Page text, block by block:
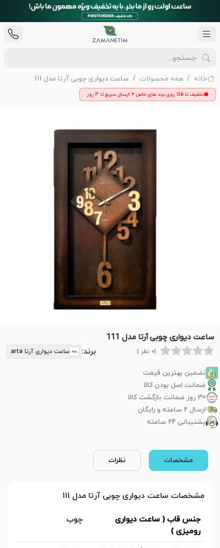
خانه همه محصولات ساعت دیواری چوبی آرتا مدل 111
تخفیف تا 15٪ روی برند های خاص + ارسال سریع تا 3 روز
ساعت دیواری چوبی آرتا مدل 111
(0 نظر ) برند: ساعت دیواری آرتا arta
تضمین بهترین قیمت
ضمانت اصل بودن کالا
30 روز ضمانت بازگشت کالا
ارسال 2 ساعته و رایگان
پشتیبانی 24 ساعته
مشخصات نظرات
مشخصات ساعت دیواری چوبی آرتا مدل 111
جنس قاب ( ساعت دیواری
رومیزی )
چوب